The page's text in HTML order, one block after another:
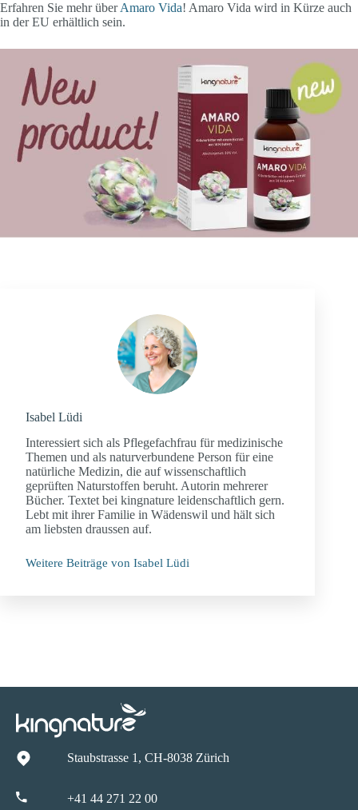
Erfahren Sie mehr überAmaro Vida! Amaro Vida wird in Kürze auch
in der EU erhältlich sein.
Isabel Lüdi
Interessiert sich als Pflegefachfrau für medizinische
Themen und als naturverbundene Person für eine
natürliche Medizin, die auf wissenschaftlich
geprüften Naturstoffen beruht. Autorin mehrerer
Bücher. Textet bei kingnature leidenschaftlich gern.
Lebt mit ihrer Familie in Wädenswil und hält sich
am liebsten draussen auf.
Weitere Beiträge von Isabel Lüdi
Staubstrasse 1, CH-8038 Zürich
+41 44 271 22 00